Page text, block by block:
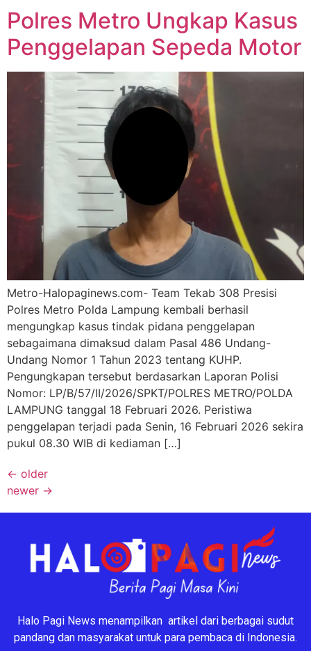
Polres Metro Ungkap Kasus
Penggelapan Sepeda Motor
Metro-Halopaginews.com- Team Tekab 308 Presisi
Polres Metro Polda Lampung kembali berhasil
mengungkap kasus tindak pidana penggelapan
sebagaimana dimaksud dalam Pasal 486 Undang-
Undang Nomor 1 Tahun 2023 tentang KUHP.
Pengungkapan tersebut berdasarkan Laporan Polisi
Nomor: LP/B/57/II/2026/SPKT/POLRES METRO/POLDA
LAMPUNG tanggal 18 Februari 2026. Peristiwa
penggelapan terjadi pada Senin, 16 Februari 2026 sekira
pukul 08.30 WIB di kediaman […]
← older
newer →
Halo Pagi News menampilkan artikel dari berbagai sudut
pandang dan masyarakat untuk para pembaca di Indonesia.